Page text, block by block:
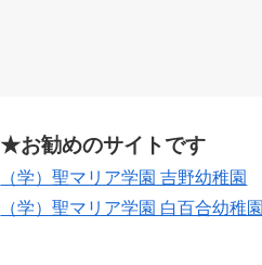
★お勧めのサイトです
（学）聖マリア学園 吉野幼稚園
（学）聖マリア学園 白百合幼稚園